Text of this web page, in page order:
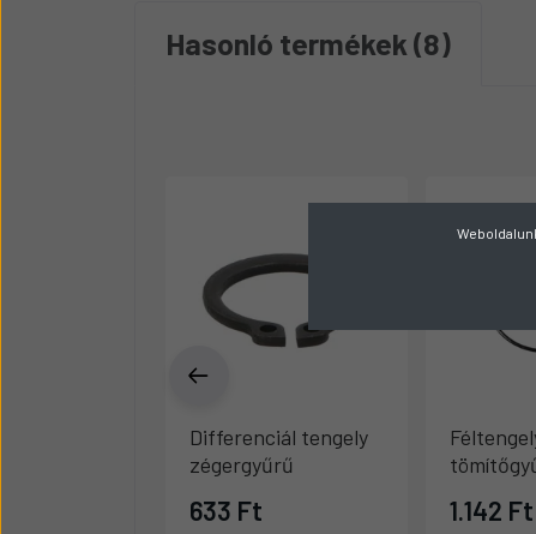
Hasonló termékek 8
Differenciál tengely
zégergyűrű
633 Ft 1.142 Ft